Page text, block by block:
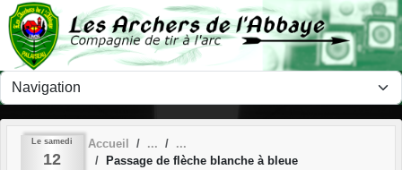
Le samedi
12
Accueil
Passage de flèche blanche à bleue
Panneau de gestion des cookies